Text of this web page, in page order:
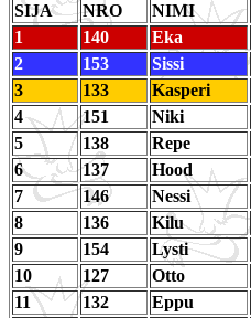
SIJA
NRO NIMI
1
140 Eka
2
153 Sissi
3
133 Kasperi
4
151 Niki
5
138 Repe
6
137 Hood
7
146 Nessi
8
136 Kilu
9
154 Lysti
10
127 Otto
11
132 Eppu